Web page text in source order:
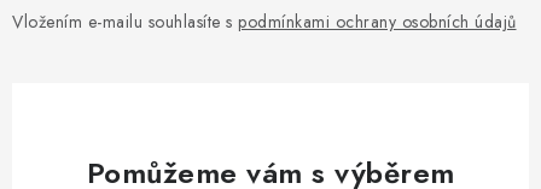
Vložením e-mailu souhlasíte s podmínkami ochrany osobních údajů
Pomůžeme vám s výběrem